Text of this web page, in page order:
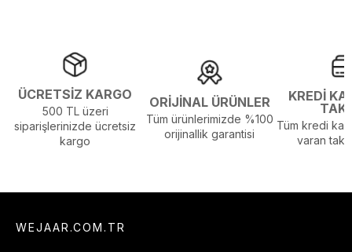
ÜCRETSİZ KARGO
500 TL üzeri
siparişlerinizde ücretsiz
kargo
ORİJİNAL ÜRÜNLER
Tüm ürünlerimizde %100
orijinallik garantisi
KREDİ
Tüm kredi
varan
WEJAAR.COM.TR